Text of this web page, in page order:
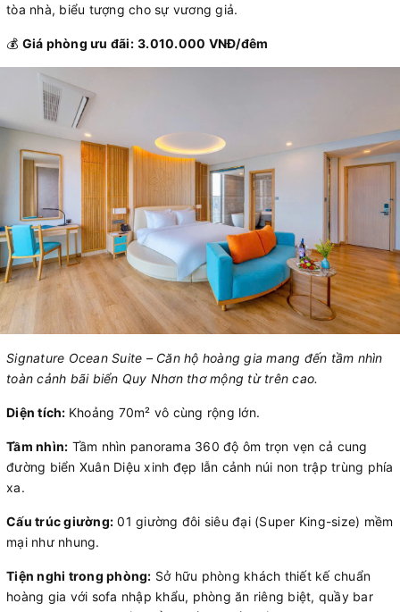
tòa nhà, biểu tượng cho sự vương giả.
💰 Giá phòng ưu đãi: 3.010.000 VNĐ/đêm
Signature Ocean Suite – Căn hộ hoàng gia mang đến tầm nhìn
toàn cảnh bãi biển Quy Nhơn thơ mộng từ trên cao.
Diện tích: Khoảng 70m² vô cùng rộng lớn.
Tầm nhìn: Tầm nhìn panorama 360 độ ôm trọn vẹn cả cung
đường biển Xuân Diệu xinh đẹp lẫn cảnh núi non trập trùng phía
xa.
Cấu trúc giường: 01 giường đôi siêu đại (Super King-size) mềm
mại như nhung.
Tiện nghi trong phòng: Sở hữu phòng khách thiết kế chuẩn
hoàng gia với sofa nhập khẩu, phòng ăn riêng biệt, quầy bar